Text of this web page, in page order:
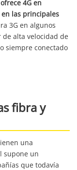
4G en
en las principales
3G en algunos
alta velocidad de
siempre conectado
fibra y
una
supone un
que todavía